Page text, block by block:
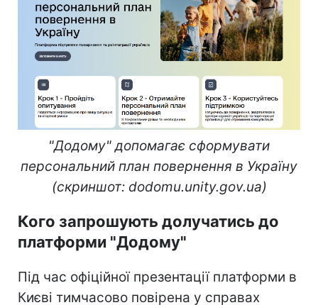
"Додому" допомагає сформувати
персональний план повернення в Україну
(скриншот: dodomu.unity.gov.ua)
Кого запрошують долучатись до
платформи "Додому"
Під час офіційної презентації платформи в
Києві тимчасово повірена у справах